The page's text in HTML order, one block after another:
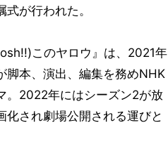
が行われた。
このヤロウ』は、2021年
脚本、演出、編集を務めNHK
。2022年にはシーズン2が放
化され劇場公開される運びと